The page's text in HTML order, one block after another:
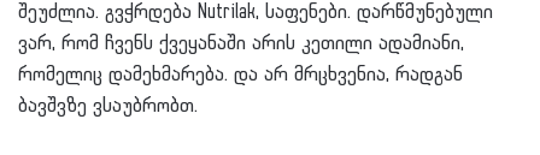
შეუძლია. გვჭრდება Nutrilak, საფენები. დარწმუნებული
ვარ, რომ ჩვენს ქვეყანაში არის კეთილი ადამიანი,
რომელიც დამეხმარება. და არ მრცხვენია, რადგან
ბავშვზე ვსაუბრობთ.